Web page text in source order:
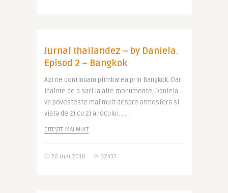
Jurnal thailandez – by Daniela.
Episod 2 – Bangkok
Azi ne continuam plimbarea prin Bangkok. Dar
inainte de a sari la alte monumente, Daniela
va povesteste mai mult despre atmosfera si
viata de zi cu zi a locului… ..
CITEȘTE MAI MULT
26 mai 2010 32435